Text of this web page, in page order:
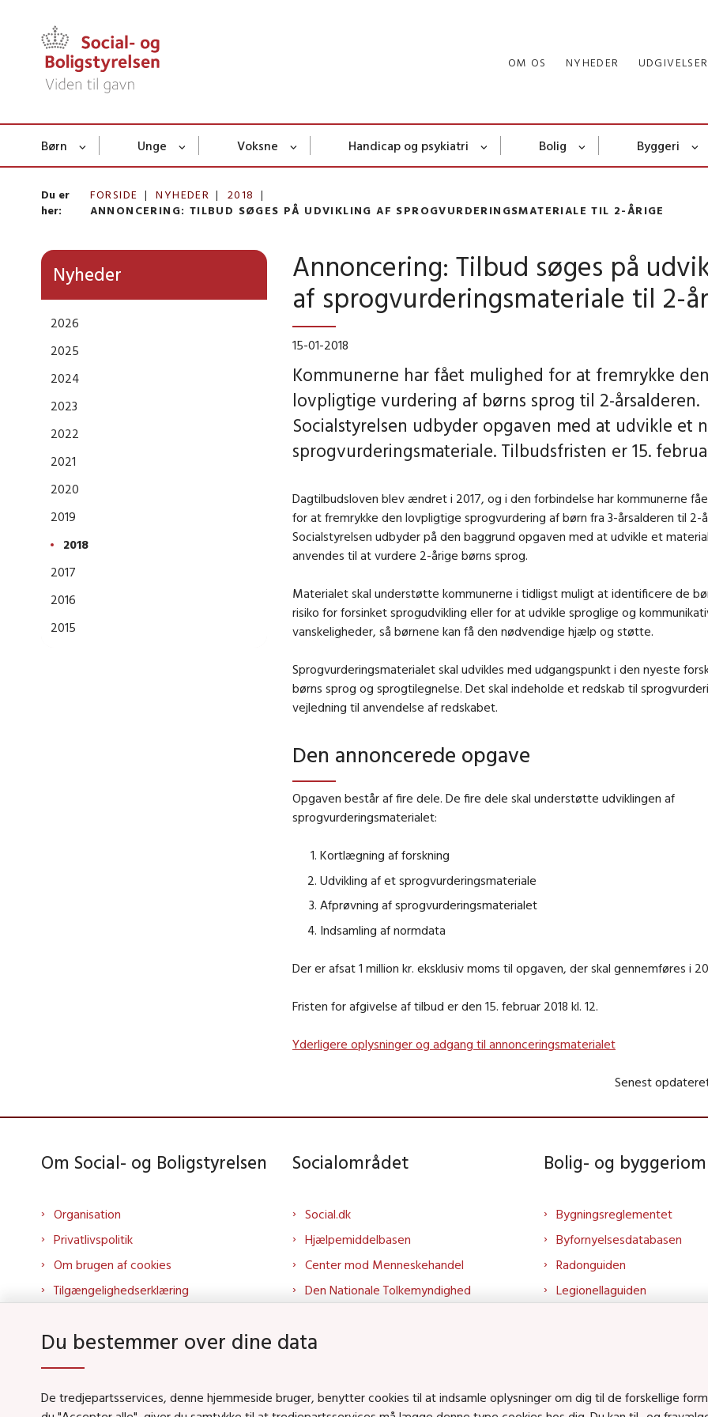
OM OS NYHEDER UDGIVELSER
Børn Unge Voksne Handicap og psykiatri Bolig Byggeri
Du er
her:
FORSIDE NYHEDER
2018
ANNONCERING: TILBUD SØGES PÅ UDVIKLING AF SPROGVURDERINGSMATERIALE TIL 2-ÅRIGE
Nyheder
2026
2025
2024
2023
2022
2021
2020
2019
2018
2017
2016
2015
Annoncering: Tilbud søges på
af sprogvurderingsmateriale til 2-
15-01-2018
Kommunerne har fået mulighed for at fremrykke
lovpligtige vurdering af børns sprog til 2-årsalderen.
Socialstyrelsen udbyder opgaven med at udvikle et
sprogvurderingsmateriale. Tilbudsfristen er 15.
Dagtilbudsloven blev ændret i 2017, og i den forbindelse har kommunerne
for at fremrykke den lovpligtige sprogvurdering af børn fra 3-årsalderen til 2-
Socialstyrelsen udbyder på den baggrund opgaven med at udvikle et
anvendes til at vurdere 2-årige børns sprog.
Materialet skal understøtte kommunerne i tidligst muligt at identificere de
risiko for forsinket sprogudvikling eller for at udvikle sproglige og
vanskeligheder, så børnene kan få den nødvendige hjælp og støtte.
Sprogvurderingsmaterialet skal udvikles med udgangspunkt i den nyeste
børns sprog og sprogtilegnelse. Det skal indeholde et redskab til
vejledning til anvendelse af redskabet.
Den annoncerede opgave
Opgaven består af fire dele. De fire dele skal understøtte udviklingen af
sprogvurderingsmaterialet:
Kortlægning af forskning
Udvikling af et sprogvurderingsmateriale
Afprøvning af sprogvurderingsmaterialet
Indsamling af normdata
Der er afsat 1 million kr. eksklusiv moms til opgaven, der skal gennemføres i
Fristen for afgivelse af tilbud er den 15. februar 2018 kl. 12.
Yderligere oplysninger og adgang til annonceringsmaterialet
Senest
Om Social- og Boligstyrelsen
Organisation
Privatlivspolitik
Om brugen af cookies
Tilgængelighedserklæring
Kontakt os
Whistleblowerordning
About us
Socialområdet
Social.dk
Hjælpemiddelbasen
Center mod Menneskehandel
Den Nationale Tolkemyndighed
Tolkeportalen
Socialområdet på YouTube
Bolig- og
Bygningsreglementet
Byfornyelsesdatabasen
Radonguiden
Legionellaguiden
Bolig og byggeri på
Du bestemmer over dine data
De tredjepartsservices, denne hjemmeside bruger, benytter cookies til at indsamle oplysninger om dig til de forskellige